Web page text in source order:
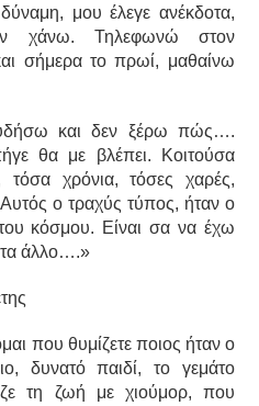
μου έλεγε ανέκδοτα,
χάνω. Τηλεφωνώ στον
σήμερα το πρωί, μαθαίνω
και δεν ξέρω πώς….
θα με βλέπει. Κοιτούσα
τόσα χρόνια, τόσες χαρές,
ο τραχύς τύπος, ήταν ο
κόσμου. Είναι σα να έχω
άλλο….»
που θυμίζετε ποιος ήταν ο
δυνατό παιδί, το γεμάτο
τη ζωή με χιούμορ, που